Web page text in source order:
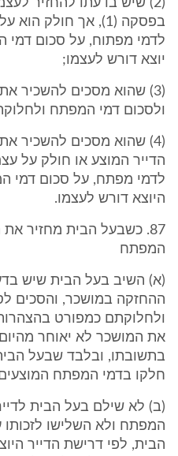
(2) שיש בדעתו להחזיר
בפסקה (1), אך חולק
לדמי מפתוח, על סכום דמי
יוצא דורש לעצמו;
(3) שהוא מסכים להשכיר
ולסכום דמי המפתח
(4) שהוא מסכים להשכיר
הדייר המוצע או חולק על
לדמי מפתח, על סכום דמי
היוצא דורש לעצמו.
87. כשבעל הבית מחזיר
המפתח
(א) השיב בעל הבית שיש
ההחזקה במושכר, והסכים
ולחלוקתם כמפורט
את המושכר לא יאוחר
בתשובתו, ובלבד שבעל
חלקו בדמי המפתח
(ב) לא שילם בעל הבית
המפתח ולא השלישו לזכותו
הבית, לפי דרישת הדייר